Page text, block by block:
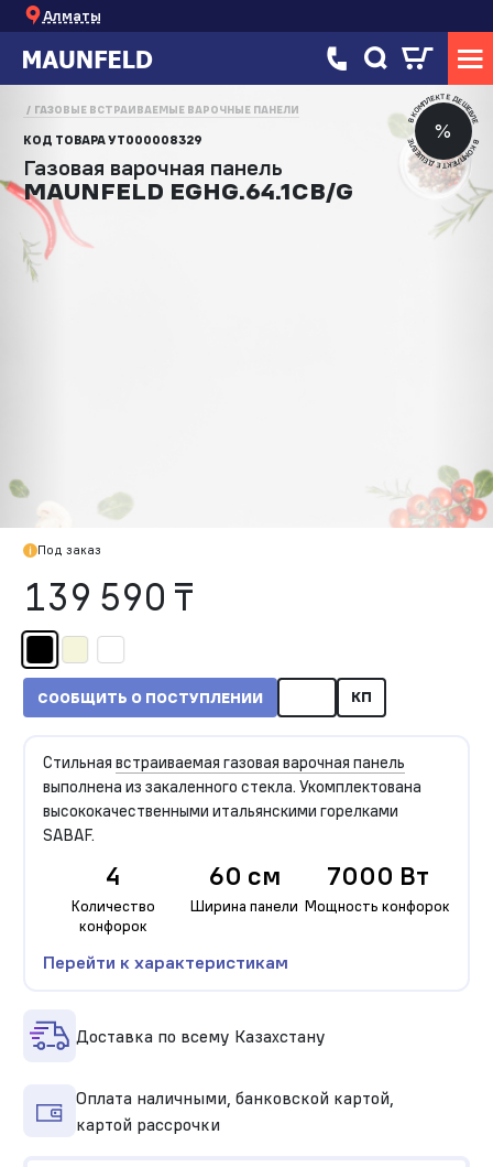
Алматы
%
В КОМПЛЕКТЕ ДЕШЕВЛЕ
В КОМПЛЕКТЕ ДЕШЕВЛЕ
ГАЗОВЫЕ ВСТРАИВАЕМЫЕ ВАРОЧНЫЕ ПАНЕЛИ
КОД ТОВАРАУТ000008329
Газовая варочная панель
MAUNFELD EGHG.64.1CB/G
Под заказ
139 590 ₸
СООБЩИТЬ О ПОСТУПЛЕНИИ КП
Стильная встраиваемая газовая варочная панель
выполнена из закаленного стекла. Укомплектована
высококачественными итальянскими горелками
SABAF.
4
Количество
конфорок
60 см
Ширина панели
7000 Вт
Мощность конфорок
Перейти к характеристикам
Доставка по всему Казахстану
Оплата наличными, банковской картой,
картой рассрочки